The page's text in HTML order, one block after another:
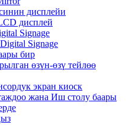
дисплейи
дисплей
Signage
Signage
бир
өзүн-өзү тейлөө
экран киоск
жана Иш столу баары